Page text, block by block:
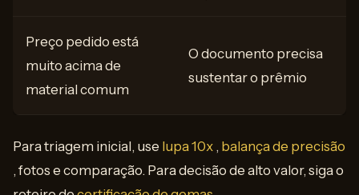
Preço pedido está
muito acima de
material comum
O documento precisa
sustentar o prêmio
Para triagem inicial, use lupa 10x , balança de precisão
, fotos e comparação. Para decisão de alto valor, siga o